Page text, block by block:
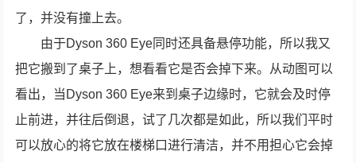
了，并没有撞上去。
由于Dyson 360 Eye同时还具备悬停功能，所以我又
把它搬到了桌子上，想看看它是否会掉下来。从动图可以
看出，当Dyson 360 Eye来到桌子边缘时，它就会及时停
止前进，并往后倒退，试了几次都是如此，所以我们平时
可以放心的将它放在楼梯口进行清洁，并不用担心它会掉